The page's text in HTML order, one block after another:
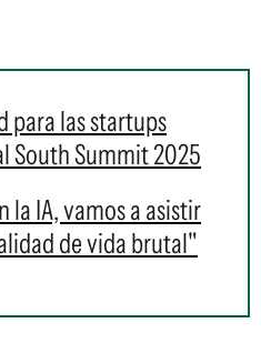
para las startups
South Summit 2025
la IA, vamos a asistir
de vida brutal"